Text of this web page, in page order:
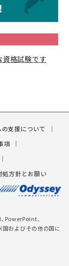
資格試験です
支援について
項
処方針とお願い
PowerPoint、
およびその他の国に